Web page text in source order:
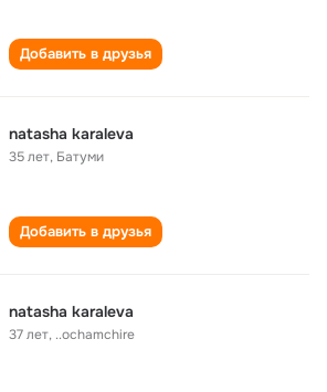
Добавить в друзья
natasha karaleva
35 лет, Батуми
Добавить в друзья
natasha karaleva
37 лет, ..ochamchire